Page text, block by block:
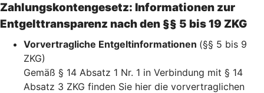
Zahlungskontengesetz: Informationen zur
Entgelttransparenz nach den §§ 5 bis 19 ZKG
Vorvertragliche Entgeltinformationen (§§ 5 bis 9
ZKG)
Gemäß § 14 Absatz 1 Nr. 1 in Verbindung mit § 14
Absatz 3 ZKG finden Sie hier die vorvertraglichen